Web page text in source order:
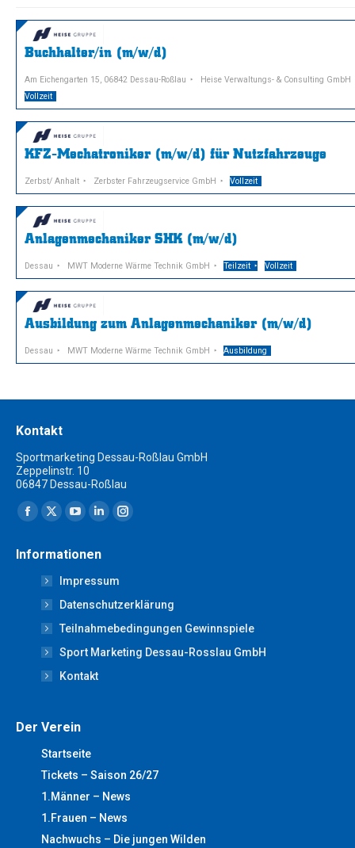
Buchhalter/in (m/w/d)
Am Eichengarten 15, 06842 Dessau-Roßlau
Heise Verwaltungs- & Consulting GmbH
Vollzeit
KFZ-Mechatroniker (m/w/d) für Nutzfahrzeuge
Zerbst/ Anhalt Zerbster Fahrzeugservice GmbH Vollzeit
Anlagenmechaniker SHK (m/w/d)
Dessau MWT Moderne Wärme Technik GmbH Teilzeit Vollzeit
Ausbildung zum Anlagenmechaniker (m/w/d)
Dessau MWT Moderne Wärme Technik GmbH Ausbildung
Kontakt
Sportmarketing Dessau-Roßlau GmbH
Zeppelinstr. 10
06847 Dessau-Roßlau
Finden Sie uns auf:
Facebook
opens
new
window
X
opens
in
new
window
YouTube
opens
in
new
window
Linkedin
opens
in
new
window
Instagram
new
window
Informationen
Impressum
Datenschutzerklärung
Teilnahmebedingungen Gewinnspiele
Sport Marketing Dessau-Rosslau GmbH
Kontakt
Der Verein
Startseite
Tickets – Saison 26/27
1.Männer – News
1.Frauen – News
Nachwuchs – Die jungen Wilden